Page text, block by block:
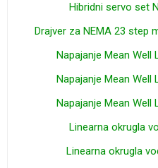
Hibridni servo set
Drajver za NEMA 23 step
Napajanje Mean Well
Napajanje Mean Well
Napajanje Mean Well
Linearna okrugla
Linearna okrugla